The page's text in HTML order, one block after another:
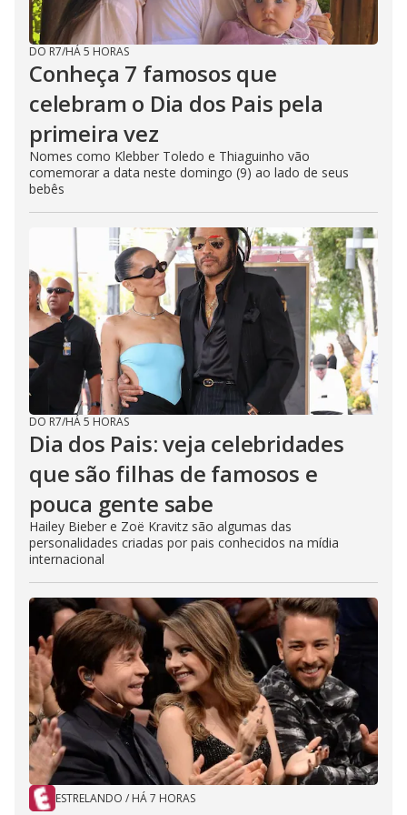
DO R7/HÁ 5 HORAS
Conheça 7 famosos que
celebram o Dia dos Pais pela
primeira vez
Nomes como Klebber Toledo e Thiaguinho vão
comemorar a data neste domingo (9) ao lado de seus
bebês
DO R7/HÁ 5 HORAS
Dia dos Pais: veja celebridades
que são filhas de famosos e
pouca gente sabe
Hailey Bieber e Zoë Kravitz são algumas das
personalidades criadas por pais conhecidos na mídia
internacional
ESTRELANDO / HÁ 7 HORAS